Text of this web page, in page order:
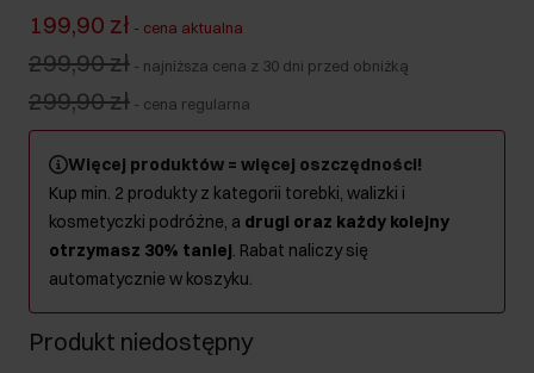
199,90 zł - cena aktualna
299,90 zł - najniższa cena z 30 dni przed obniżką
299,90 zł - cena regularna
Więcej produktów = więcej oszczędności!
Kup min. 2 produkty z kategorii torebki, walizki i
kosmetyczki podróżne, a drugi oraz każdy kolejny
otrzymasz 30% taniej. Rabat naliczy się
automatycznie w koszyku.
Produkt niedostępny